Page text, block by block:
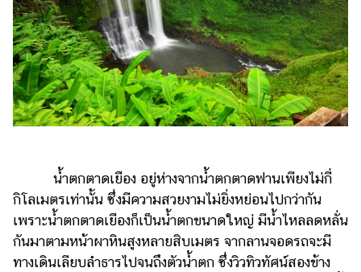
น้ำตกตาดเยือง อยู่ห่างจากน้ำตกตาดฟานเพียงไม่กี่
กิโลเมตรเท่านั้น ซึ่งมีความสวยงามไม่ยิ่งหย่อนไปกว่ากัน
เพราะน้ำตกตาดเยืองก็เป็นน้ำตกขนาดใหญ่ มีน้ำไหลลดหลั่น
กันมาตามหน้าผาหินสูงหลายสิบเมตร จากลานจอดรถจะมี
ทางเดินเลียบลำธารไปจนถึงตัวน้ำตก ซึ่งวิวทิวทัศน์สองข้าง